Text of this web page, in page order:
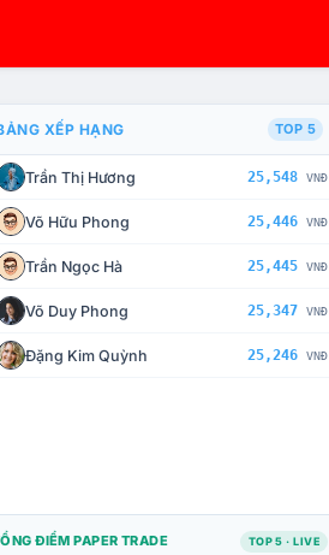
CHẾ TÀI XỬ LÝ VI PHẠM
XẾP HẠNG TOP 5
Trần Thị Hương 25,548 VNĐ
Võ Hữu Phong 25,446 VNĐ
Trần Ngọc Hà 25,445 VNĐ
Võ Duy Phong 25,347 VNĐ
Đặng Kim Quỳnh 25,246 VNĐ
ĐIỂM PAPER TRADE TOP 5 · LIVE